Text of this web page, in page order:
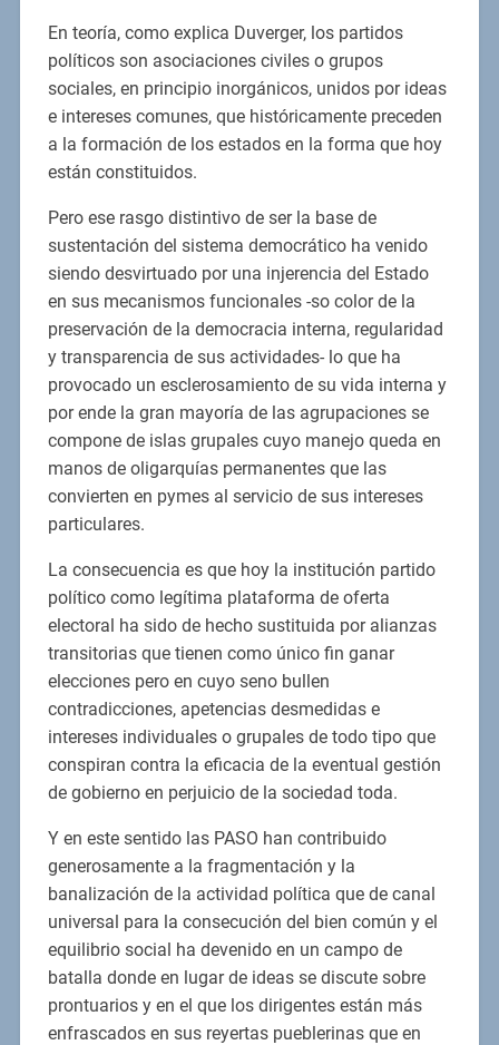
En teoría, como explica Duverger, los partidos
políticos son asociaciones civiles o grupos
sociales, en principio inorgánicos, unidos por ideas
e intereses comunes, que históricamente preceden
a la formación de los estados en la forma que hoy
están constituidos.
Pero ese rasgo distintivo de ser la base de
sustentación del sistema democrático ha venido
siendo desvirtuado por una injerencia del Estado
en sus mecanismos funcionales -so color de la
preservación de la democracia interna, regularidad
y transparencia de sus actividades- lo que ha
provocado un esclerosamiento de su vida interna y
por ende la gran mayoría de las agrupaciones se
compone de islas grupales cuyo manejo queda en
manos de oligarquías permanentes que las
convierten en pymes al servicio de sus intereses
particulares.
La consecuencia es que hoy la institución partido
político como legítima plataforma de oferta
electoral ha sido de hecho sustituida por alianzas
transitorias que tienen como único fin ganar
elecciones pero en cuyo seno bullen
contradicciones, apetencias desmedidas e
intereses individuales o grupales de todo tipo que
conspiran contra la eficacia de la eventual gestión
de gobierno en perjuicio de la sociedad toda.
Y en este sentido las PASO han contribuido
generosamente a la fragmentación y la
banalización de la actividad política que de canal
universal para la consecución del bien común y el
equilibrio social ha devenido en un campo de
batalla donde en lugar de ideas se discute sobre
prontuarios y en el que los dirigentes están más
enfrascados en sus reyertas pueblerinas que en